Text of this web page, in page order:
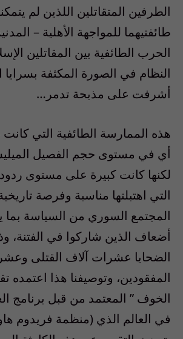
الطرفين المتقاتلين اللذين لم
طائفتيهما للمواجهة الأهلية –
الحرب الطائفية بين المقاتلين
النظام في الصورة المكثفة بسرايا
أشرفت على مذبحة تدمر…
هذه الممارسة الطائفية التي
أي في مستوى حجم الفصيل
لكنها كانت كبيرة على مستوى
التي اهتبلتها مناسبة وفرصة
المجتمع السوري من السياسة
أضعاف الذين شاركوا في الفتنة،
الضحايا عشرات آلاف القتلى
المفقودين، وتوصيفنا هذا اعتمده
الخوف ” المعتمد من قبل برنامج
في العالم الذي (منظمة فريدوم